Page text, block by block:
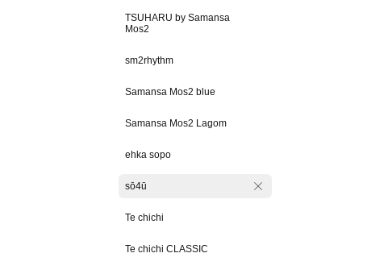
TSUHARU by Samansa
Mos2
sm2rhythm
Samansa Mos2 blue
Samansa Mos2 Lagom
ehka sopo
sō4ū
Te chichi
Te chichi CLASSIC